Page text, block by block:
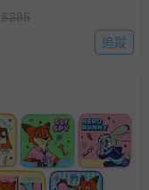
$385
追蹤